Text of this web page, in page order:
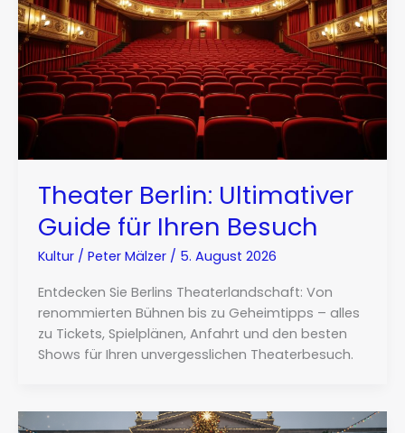
Theater Berlin: Ultimativer
Guide für Ihren Besuch
Kultur/ Peter Mälzer / 5. August 2026
Entdecken Sie Berlins Theaterlandschaft: Von
renommierten Bühnen bis zu Geheimtipps – alles
zu Tickets, Spielplänen, Anfahrt und den besten
Shows für Ihren unvergesslichen Theaterbesuch.